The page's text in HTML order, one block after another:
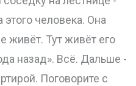
этого человека. Она
живёт. Тут живёт его
назад». Всё. Дальше -
Поговорите с